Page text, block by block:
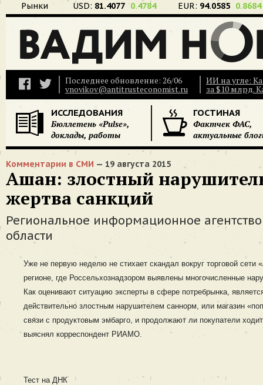
Рынки USD: 81.4077 0.4784 EUR: 94.0585 0.8684
Последнее обновление: 26/06
vnovikov@antitrusteconomist.ru
ИИ на угле:
за $10 млрд.
ИССЛЕДОВАНИЯ
Бюллетень «Pulse»,
доклады, работы
ГОСТИНАЯ
Фактчек ФАС,
актуальные
Комментарии в СМИ — 19 августа 2015
Ашан: злостный
жертва санкций
Региональное информационное
области
Уже не первую неделю не стихает скандал вокруг торговой сети
регионе, где Россельхознадзором выявлены многочисленные
Как оценивают ситуацию эксперты в сфере потребрынка,
действительно злостным нарушителем саннорм, или магазин
связи с продуктовым эмбарго, и продолжают ли покупатели
выяснял корреспондент РИАМО.
Тест на ДНК